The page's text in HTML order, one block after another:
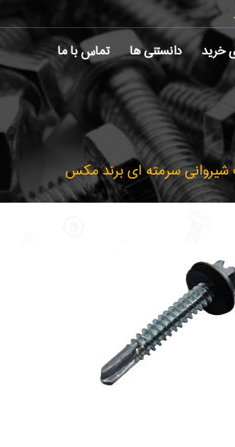
خرید دانستنی ها تماس با ما